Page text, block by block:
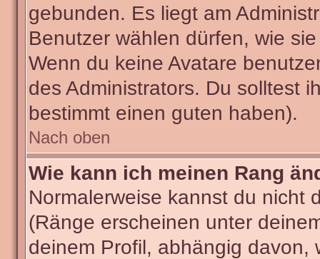
gebunden. Es liegt am
Benutzer wählen dürfen, wie
Wenn du keine Avatare
des Administrators. Du solltest
bestimmt einen guten haben).
Nach oben
Wie kann ich meinen Rang
Normalerweise kannst du nicht
(Ränge erscheinen unter
deinem Profil, abhängig